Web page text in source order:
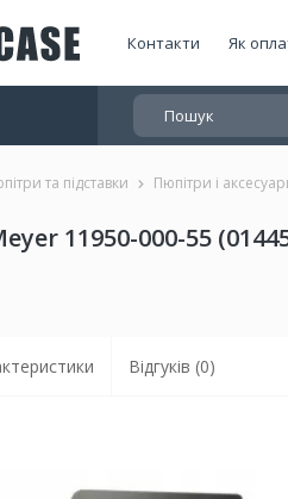
Контакти Як
та підставки Пюпітри і
11950-000-55
Відгуків (0)